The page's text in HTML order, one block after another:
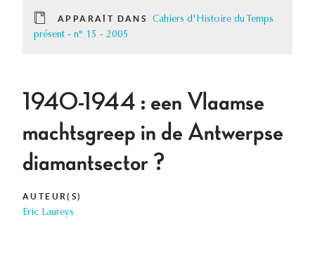
APPARAÎT DANS
Cahiers d'Histoire du Temps
présent - n° 15 - 2005
1940-1944 : een Vlaamse
machtsgreep in de Antwerpse
diamantsector ?
AUTEUR(S)
Eric Laureys